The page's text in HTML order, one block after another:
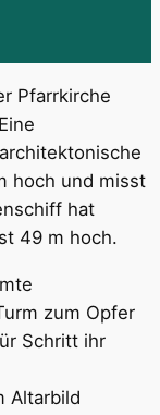
Pfarrkirche
hoch und misst
hat
49 m hoch.
zum Opfer
Schritt ihr
Altarbild